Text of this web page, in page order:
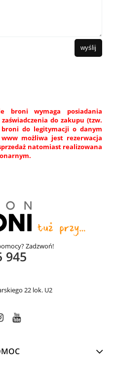
wyślij
broni wymaga posiadania
do zakupu (tzw.
do legitymacji o danym
możliwa jest rezerwacja
natomiast realizowana
Zadzwoń!
945
22 lok. U2